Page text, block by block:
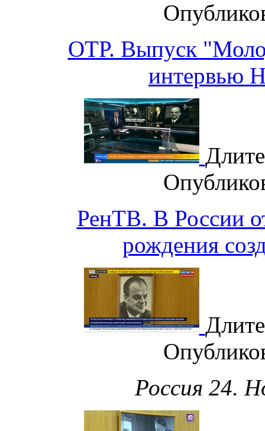
ОТР. Выпуск
интервью
РенТВ. В России
рождения
Россия 24.